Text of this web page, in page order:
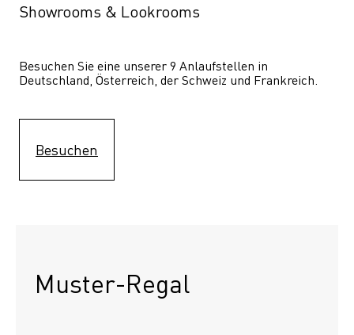
Showrooms & Lookrooms
Besuchen Sie eine unserer 9 Anlaufstellen in
Deutschland, Österreich, der Schweiz und Frankreich.
Besuchen
Muster-Regal